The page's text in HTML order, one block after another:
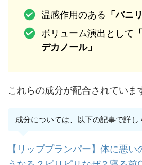
温感作用のある 「バニ
ボリューム演出として
デカノール」
これらの成分が配合されていま
成分については、以下の記事で詳し
【リッププランパー】体に悪